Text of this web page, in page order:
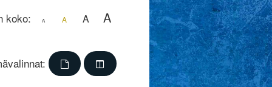
koko: A A A A